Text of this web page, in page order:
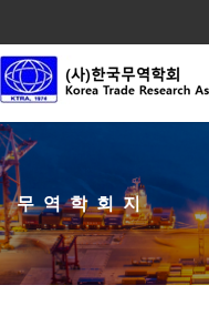
무역학회지